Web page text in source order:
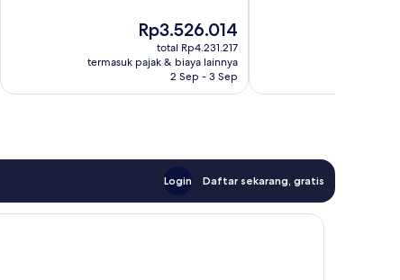
Harga
sekarang
Rp3.526.014
Rp3.526.014
total Rp4.231.217
termasuk pajak & biaya lainnya
2 Sep - 3 Sep
Login Daftar sekarang, gratis